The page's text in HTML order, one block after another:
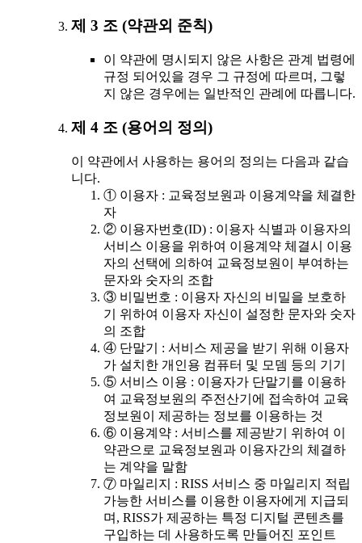
제 3 조 (약관외 준칙)
이 약관에 명시되지 않은 사항은 관계 법령에
규정 되어있을 경우 그 규정에 따르며, 그렇
지 않은 경우에는 일반적인 관례에 따릅니다.
제 4 조 (용어의 정의)
이 약관에서 사용하는 용어의 정의는 다음과 같습
니다.
① 이용자 : 교육정보원과 이용계약을 체결한
자
② 이용자번호(ID) : 이용자 식별과 이용자의
서비스 이용을 위하여 이용계약 체결시 이용
자의 선택에 의하여 교육정보원이 부여하는
문자와 숫자의 조합
③ 비밀번호 : 이용자 자신의 비밀을 보호하
기 위하여 이용자 자신이 설정한 문자와 숫자
의 조합
④ 단말기 : 서비스 제공을 받기 위해 이용자
가 설치한 개인용 컴퓨터 및 모뎀 등의 기기
⑤ 서비스 이용 : 이용자가 단말기를 이용하
여 교육정보원의 주전산기에 접속하여 교육
정보원이 제공하는 정보를 이용하는 것
⑥ 이용계약 : 서비스를 제공받기 위하여 이
약관으로 교육정보원과 이용자간의 체결하
는 계약을 말함
⑦ 마일리지 : RISS 서비스 중 마일리지 적립
가능한 서비스를 이용한 이용자에게 지급되
며, RISS가 제공하는 특정 디지털 콘텐츠를
구입하는 데 사용하도록 만들어진 포인트